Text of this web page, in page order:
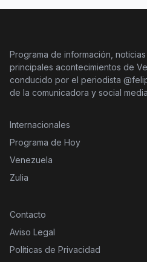
Programa de información,
principales acontecimientos de
conducido por el periodista
de la comunicadora y social
Internacionales
Programa de Hoy
Venezuela
Zulia
Contacto
Aviso Legal
Políticas de Privacidad